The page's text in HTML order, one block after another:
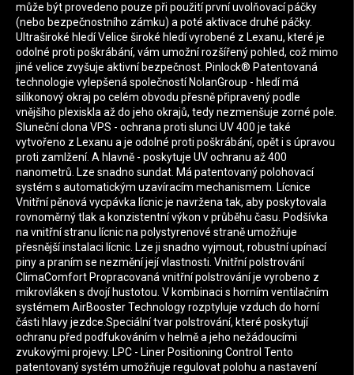
může být provedeno pouze při použití první uvolňovací páčky
(nebo bezpečnostního zámku) a poté aktivace druhé páčky.
Ultraširoké hledí Velice široké hledí vyrobené z Lexanu, které je
odolné proti poškrábání, vám umožní rozšířený pohled, což mimo
jiné velice zvyšuje aktivní bezpečnost. Pinlock® Patentovaná
technologie vylepšená společností NolanGroup - hledí má
silikonový okraj po celém obvodu přesně připravený podle
vnějšího plexiskla až do jeho okrajů, tedy nezmenšuje zorné pole.
Sluneční clona VPS - ochrana proti slunci UV 400 je také
vytvořeno z Lexanu a je odolné proti poškrábání, opět i s úpravou
proti zamlžení. A hlavně - poskytuje UV ochranu až 400
nanometrů. Lze snadno sundat. Má patentovaný polohovací
systém s automatickým uzavíracím mechanismem. Lícnice
Vnitřní pěnová vycpávka lícnic je navržena tak, aby poskytovala
rovnoměrný tlak a konzistentní výkon v průběhu času. Podšívka
na vnitřní stranu lícnic na polystyrenové straně umožňuje
přesnější instalaci lícnic. Lze ji snadno vyjmout, robustní upínací
piny a praním se nezmění její vlastnosti. Vnitřní polstrování
ClimaComfort Propracovaná vnitřní polstrování je vyrobeno z
mikrovláken s dvojí hustotou. V kombinaci s horním ventilačním
systémem AirBooster Technology rozptyluje vzduch do horní
části hlavy jezdce.Speciální tvar polstrování, které poskytují
ochranu před podfukováním v helmě a jeho nežádoucími
zvukovými projevy. LPC - Liner Positioning Control Tento
patentovaný systém umožňuje regulovat polohu a nastavení